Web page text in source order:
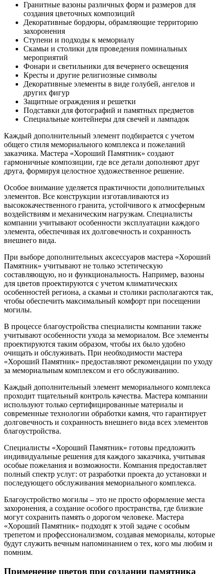
Гранитные вазоны различных форм и размеров для
создания цветочных композиций
Декоративные бордюры, обрамляющие территорию
захоронения
Ступени и подходы к мемориалу
Скамьи и столики для проведения поминальных
мероприятий
Фонари и светильники для вечернего освещения
Кресты и другие религиозные символы
Декоративные элементы в виде голубей, ангелов и
других фигур
Защитные ограждения и решетки
Подставки для фотографий и памятных предметов
Специальные контейнеры для свечей и лампадок
Каждый дополнительный элемент подбирается с учетом
общего стиля мемориального комплекса и пожеланий
заказчика. Мастера «Хороший Памятник» создают
гармоничные композиции, где все детали дополняют друг
друга, формируя целостное художественное решение.
Особое внимание уделяется практичности дополнительных
элементов. Все конструкции изготавливаются из
высококачественного гранита, устойчивого к атмосферным
воздействиям и механическим нагрузкам. Специалисты
компании учитывают особенности эксплуатации каждого
элемента, обеспечивая их долговечность и сохранность
внешнего вида.
При выборе дополнительных аксессуаров мастера «Хороший
Памятник» учитывают не только эстетическую
составляющую, но и функциональность. Например, вазоны
для цветов проектируются с учетом климатических
особенностей региона, а скамьи и столики располагаются так,
чтобы обеспечить максимальный комфорт при посещении
могилы.
В процессе благоустройства специалисты компании также
учитывают особенности ухода за мемориалом. Все элементы
проектируются таким образом, чтобы их было удобно
очищать и обслуживать. При необходимости мастера
«Хороший Памятник» предоставляют рекомендации по уходу
за мемориальным комплексом и его обслуживанию.
Каждый дополнительный элемент мемориального комплекса
проходит тщательный контроль качества. Мастера компании
используют только сертифицированные материалы и
современные технологии обработки камня, что гарантирует
долговечность и сохранность внешнего вида всех элементов
благоустройства.
Специалисты «Хороший Памятник» готовы предложить
индивидуальные решения для каждого заказчика, учитывая
особые пожелания и возможности. Компания предоставляет
полный спектр услуг: от разработки проекта до установки и
последующего обслуживания мемориального комплекса.
Благоустройство могилы – это не просто оформление места
захоронения, а создание особого пространства, где близкие
могут сохранить память о дорогом человеке. Мастера
«Хороший Памятник» подходят к этой задаче с особым
трепетом и профессионализмом, создавая мемориалы, которые
будут служить вечным напоминанием о тех, кого мы любим и
помним.
Применение цветов при создании памятника